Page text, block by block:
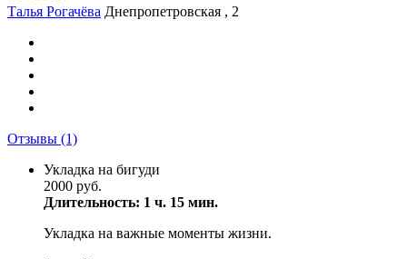
Талья Рогачёва Днепропетровская , 2
Отзывы (1)
Укладка на бигуди
2000 руб.
Длительность: 1 ч. 15 мин.
Укладка на важные моменты жизни.